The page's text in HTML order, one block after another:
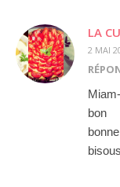
LA
2 MAI
bon
bisous